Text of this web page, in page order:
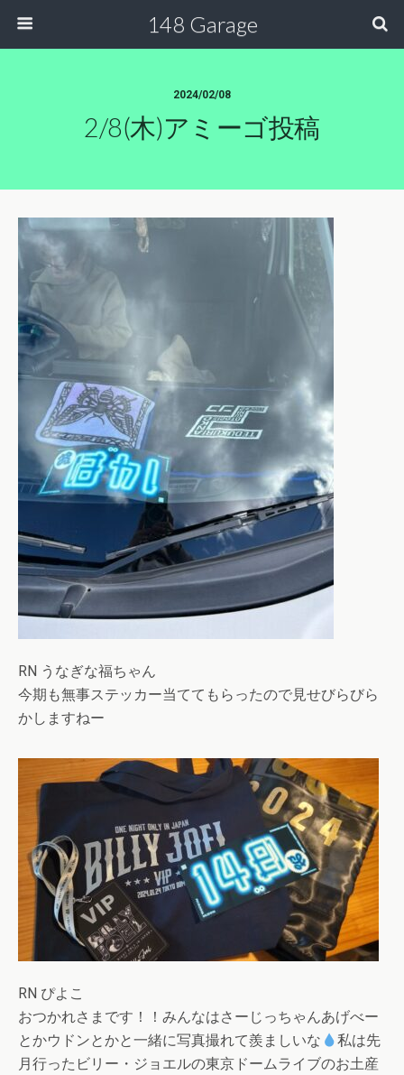
148 Garage
2024/02/08
2/8(木)アミーゴ投稿
RN うなぎな福ちゃん
今期も無事ステッカー当ててもらったので見せびらびら
かしますねー
RN ぴよこ
おつかれさまです！！みんなはさーじっちゃんあげべー
とかウドンとかと一緒に写真撮れて羨ましいな
私は先
月行ったビリー・ジョエルの東京ドームライブのお土産